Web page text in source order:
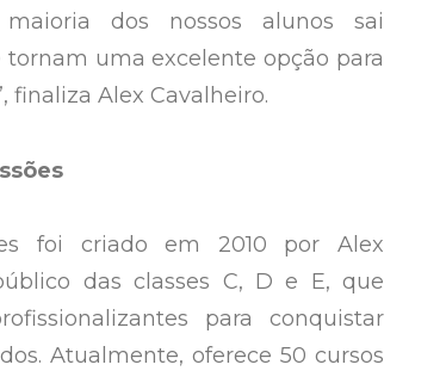
dos nossos alunos sai
tornam uma excelente opção para
finaliza Alex Cavalheiro.
foi criado em 2010 por Alex
das classes C, D e E, que
para conquistar
Atualmente, oferece 50 cursos